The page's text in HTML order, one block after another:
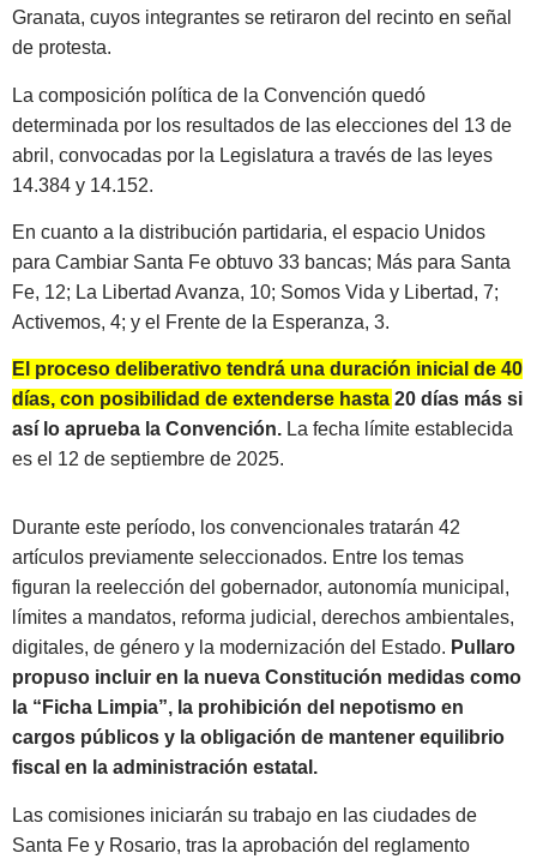
Granata, cuyos integrantes se retiraron del recinto en señal
de protesta.
La composición política de la Convención quedó
determinada por los resultados de las elecciones del 13 de
abril, convocadas por la Legislatura a través de las leyes
14.384 y 14.152.
En cuanto a la distribución partidaria, el espacio Unidos
para Cambiar Santa Fe obtuvo 33 bancas; Más para Santa
Fe, 12; La Libertad Avanza, 10; Somos Vida y Libertad, 7;
Activemos, 4; y el Frente de la Esperanza, 3.
El proceso deliberativo tendrá una duración inicial de 40
días, con posibilidad de extenderse hasta 20 días más si
así lo aprueba la Convención. La fecha límite establecida
es el 12 de septiembre de 2025.
Durante este período, los convencionales tratarán 42
artículos previamente seleccionados. Entre los temas
figuran la reelección del gobernador, autonomía municipal,
límites a mandatos, reforma judicial, derechos ambientales,
digitales, de género y la modernización del Estado. Pullaro
propuso incluir en la nueva Constitución medidas como
la “Ficha Limpia”, la prohibición del nepotismo en
cargos públicos y la obligación de mantener equilibrio
fiscal en la administración estatal.
Las comisiones iniciarán su trabajo en las ciudades de
Santa Fe y Rosario, tras la aprobación del reglamento